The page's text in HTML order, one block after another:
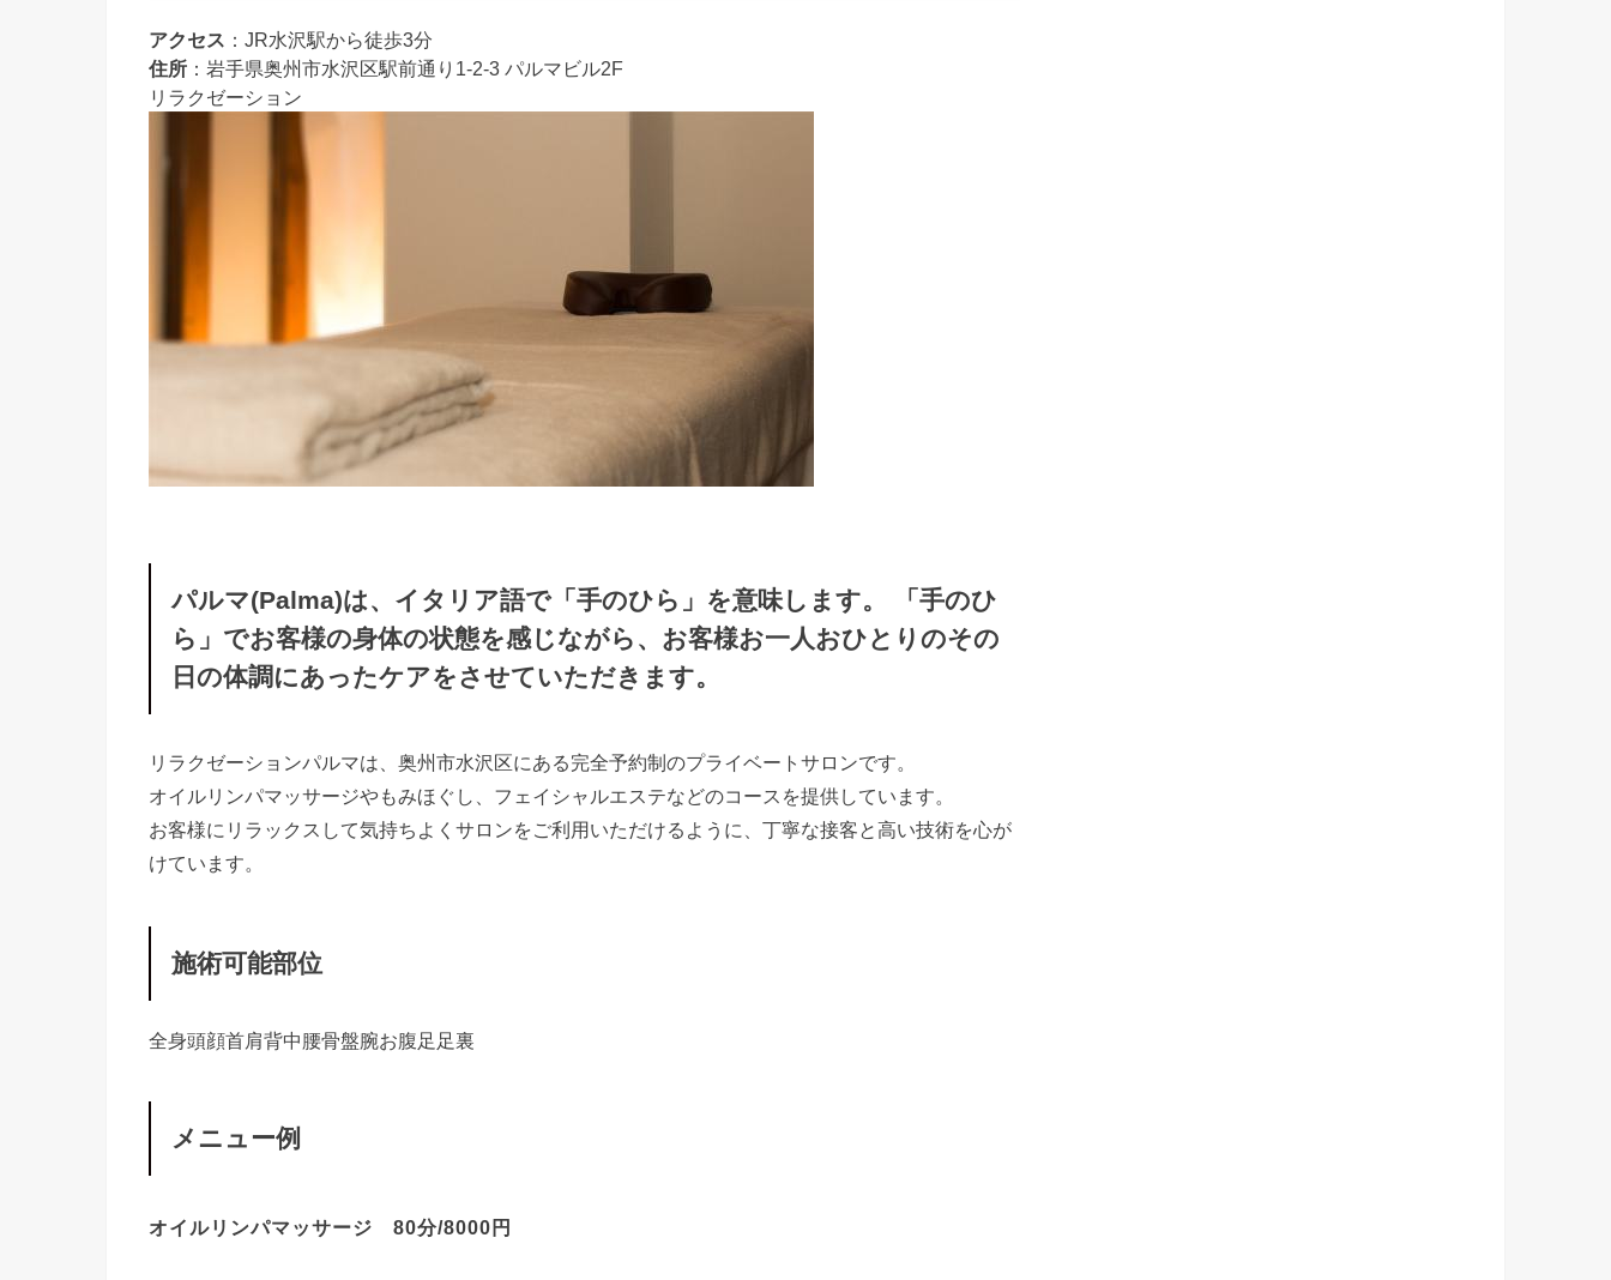
アクセス ：JR水沢駅から徒歩3分
住所 ：岩手県奥州市水沢区駅前通り1-2-3 パルマビル2F
リラクゼーション
パルマ(Palma)は、イタリア語で「手のひら」を意味します。 「手のひ
ら」でお客様の身体の状態を感じながら、お客様お一人おひとりのその
日の体調にあったケアをさせていただきます。
リラクゼーションパルマは、奥州市水沢区にある完全予約制のプライベートサロンです。
オイルリンパマッサージやもみほぐし、フェイシャルエステなどのコースを提供しています。
お客様にリラックスして気持ちよくサロンをご利用いただけるように、丁寧な接客と高い技術を心が
けています。
施術可能部位
全身頭顔首肩背中腰骨盤腕お腹足 足裏
メニュー例
オイルリンパマッサージ 80分/8000円